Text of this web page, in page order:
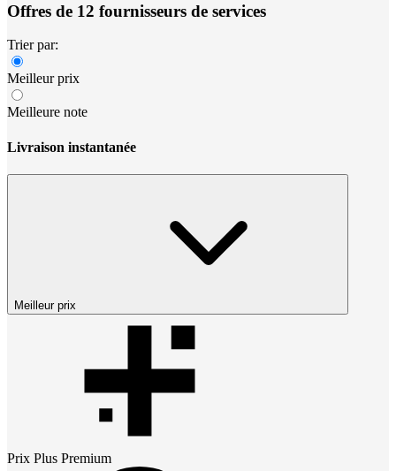
Offres de 12 fournisseurs de services
Trier par:
Meilleur prix
Meilleure note
Livraison instantanée
Meilleur prix
Prix Plus Premium